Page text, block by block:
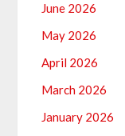
June 2026
May 2026
April 2026
March 2026
January 2026